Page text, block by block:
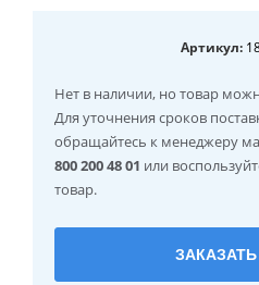
Артикул:
Нет в наличии, но товар
Для уточнения сроков
обращайтесь к менеджеру
800 200 48 01 или
товар.